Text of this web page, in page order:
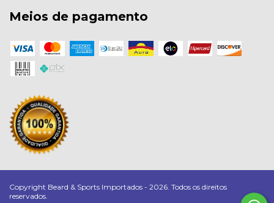
Meios de pagamento
Copyright Beard & Sports Importados - 2026. Todos os direitos
reservados.